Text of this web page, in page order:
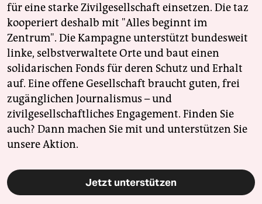
für eine starke Zivilgesellschaft einsetzen. Die taz
kooperiert deshalb mit "Alles beginnt im
Zentrum". Die Kampagne unterstützt bundesweit
linke, selbstverwaltete Orte und baut einen
solidarischen Fonds für deren Schutz und Erhalt
auf. Eine offene Gesellschaft braucht guten, frei
zugänglichen Journalismus – und
zivilgesellschaftliches Engagement. Finden Sie
auch? Dann machen Sie mit und unterstützen Sie
unsere Aktion.
Jetzt unterstützen